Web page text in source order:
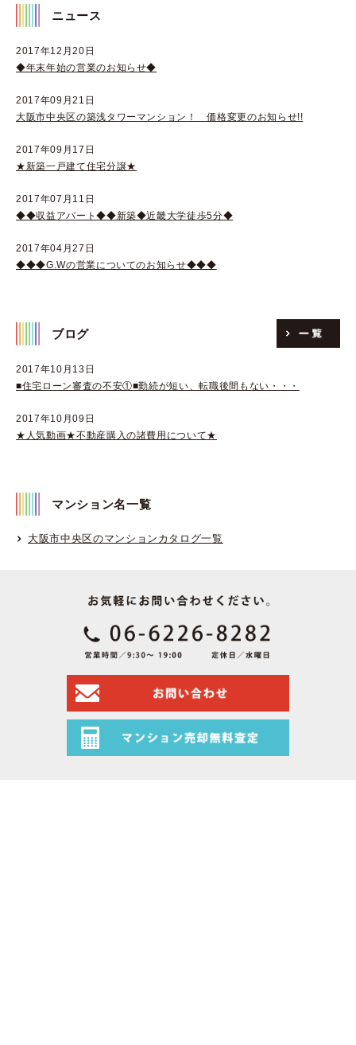
ニュース
2017年12月20日
◆年末年始の営業のお知らせ◆
2017年09月21日
大阪市中央区の築浅タワーマンション！ 価格変更のお知らせ!!
2017年09月17日
★新築一戸建て住宅分譲★
2017年07月11日
◆◆収益アパート◆◆新築◆近畿大学徒歩5分◆
2017年04月27日
◆◆◆G.Wの営業についてのお知らせ◆◆◆
ブログ
2017年10月13日
■住宅ローン審査の不安①■勤続が短い、転職後間もない・・・
2017年10月09日
★人気動画★不動産購入の諸費用について★
マンション名一覧
大阪市中央区のマンションカタログ一覧